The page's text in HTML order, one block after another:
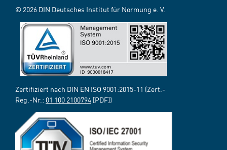
© 2026 DIN Deutsches Institut für Normung e. V.
Zertifiziert nach DIN EN ISO 9001:2015-11 (Zert.-
Reg.-Nr.: 01 100 2100794 [PDF])